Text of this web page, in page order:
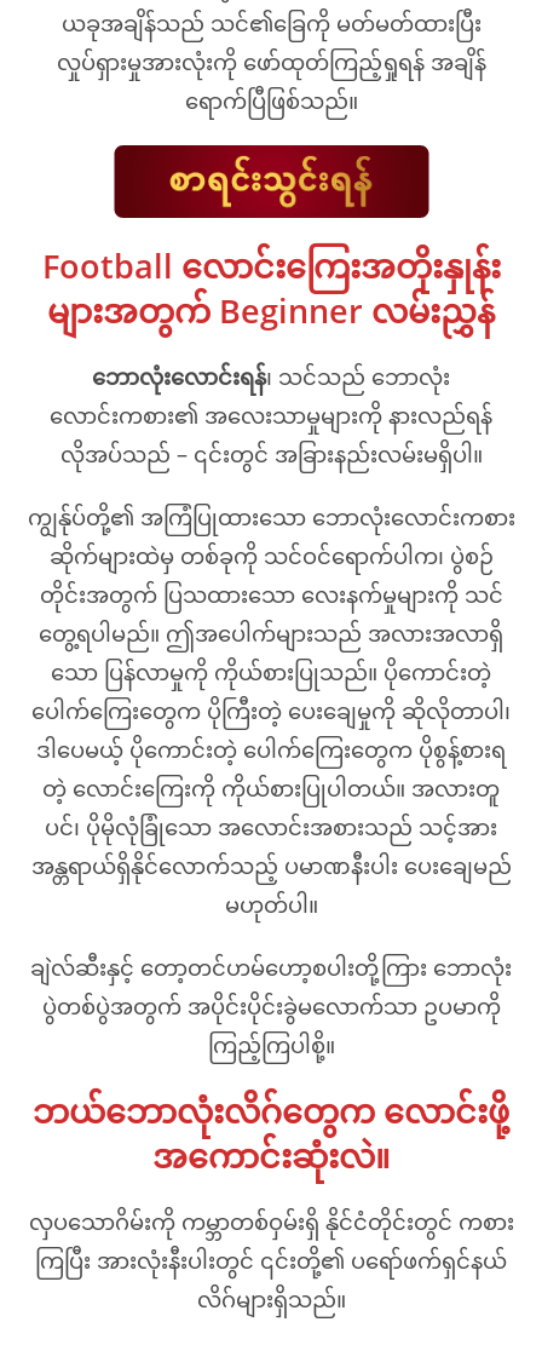
ယခုအချိန်သည် သင်၏ခြေကို မတ်မတ်ထားပြီး
လှုပ်ရှားမှုအားလုံးကို ဖော်ထုတ်ကြည့်ရှုရန် အချိန်
ရောက်ပြီဖြစ်သည်။
Football လောင်းကြေးအတိုးနှုန်း
များအတွက် Beginner လမ်းညွှန်
ဘောလုံးလောင်းရန်၊ သင်သည် ဘောလုံး
လောင်းကစား၏ အလေးသာမှုများကို နားလည်ရန်
လိုအပ်သည် – ၎င်းတွင် အခြားနည်းလမ်းမရှိပါ။
ကျွန်ုပ်တို့၏ အကြံပြုထားသော ဘောလုံးလောင်းကစား
ဆိုက်များထဲမှ တစ်ခုကို သင်ဝင်ရောက်ပါက၊ ပွဲစဉ်
တိုင်းအတွက် ပြသထားသော လေးနက်မှုများကို သင်
တွေ့ရပါမည်။ ဤအပေါက်များသည် အလားအလာရှိ
သော ပြန်လာမှုကို ကိုယ်စားပြုသည်။ ပိုကောင်းတဲ့
ပေါက်ကြေးတွေက ပိုကြီးတဲ့ ပေးချေမှုကို ဆိုလိုတာပါ၊
ဒါပေမယ့် ပိုကောင်းတဲ့ ပေါက်ကြေးတွေက ပိုစွန့်စားရ
တဲ့ လောင်းကြေးကို ကိုယ်စားပြုပါတယ်။ အလားတူ
ပင်၊ ပိုမိုလုံခြုံသော အလောင်းအစားသည် သင့်အား
အန္တရာယ်ရှိနိုင်လောက်သည့် ပမာဏနီးပါး ပေးချေမည်
မဟုတ်ပါ။
ချဲလ်ဆီးနှင့် တော့တင်ဟမ်ဟော့စပါးတို့ကြား ဘောလုံး
ပွဲတစ်ပွဲအတွက် အပိုင်းပိုင်းခွဲမလောက်သာ ဥပမာကို
ကြည့်ကြပါစို့။
ဘယ်ဘောလုံးလိဂ်တွေက လောင်းဖို့
အကောင်းဆုံးလဲ။
လှပသောဂိမ်းကို ကမ္ဘာတစ်ဝှမ်းရှိ နိုင်ငံတိုင်းတွင် ကစား
ကြပြီး အားလုံးနီးပါးတွင် ၎င်းတို့၏ ပရော်ဖက်ရှင်နယ်
လိဂ်များရှိသည်။